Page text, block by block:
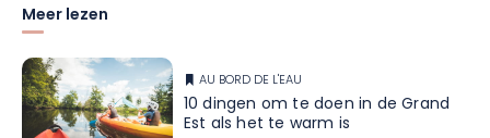
Meer lezen
AU BORD DE L'EAU
10 dingen om te doen in de Grand
Est als het te warm is